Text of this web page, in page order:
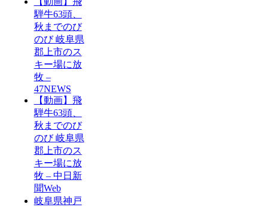
騨牛63頭、
秋までのび
のび 岐阜県
郡上市のス
キー場に放
牧 –
47NEWS
【動画】飛
騨牛63頭、
秋までのび
のび 岐阜県
郡上市のス
キー場に放
牧 – 中日新
聞Web
岐阜県神戸